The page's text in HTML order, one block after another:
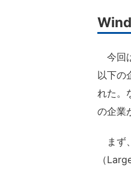
今回
以下の
れた。
の企業
まず
（